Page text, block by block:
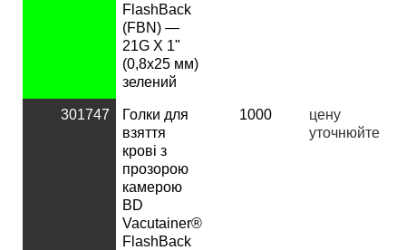
FlashBack
(FBN) —
21G X 1"
(0,8х25 мм)
зелений
301747
Голки для
взяття
крові з
прозорою
камерою
BD
Vacutainer®
FlashBack
1000 цену
уточнюйте